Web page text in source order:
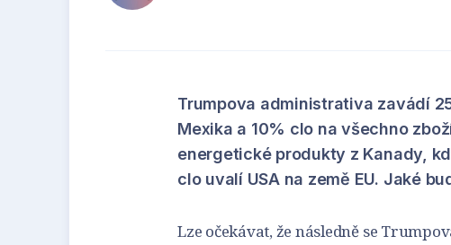
Trumpova administrativa zavádí
Mexika a 10% clo na všechno
energetické produkty z Kanady,
clo uvalí USA na země EU. Jaké
Lze očekávat, že následně se